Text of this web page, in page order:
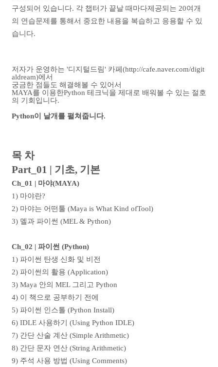
구성되어 있습니다. 각 챕터가 끝날 때마다제공되는 20여개
의 연습문제를 통해서 중요한 내용을 복습하고 응용할 수 있
습니다.
저자가 운영하는 '디지털드림' 카페(http://cafe.naver.com/digit
aldream)에서
궁금한 점들도 해결해볼 수 있어서
MAYA를 이용한Python 테크닉을 제대로 배워볼 수 있는 절호
의 기회입니다.
Python이 날개를 펼쳐줍니다.
목 차
Part_01 | 기초, 기본
Ch_01 | 마야(MAYA)
1) 마야란?
2) 마야는 어떤툴 (Maya is What Kind ofTool)
3) 멜과 파이썬 (MEL & Python)
Ch_02 | 파이썬 (Python)
1) 파이썬 탄생 신화 및 비전
2) 파이썬의 활용 (Application)
3) Maya 안의 MEL 그리고 Python
4) 이 책으로 공부하기 전에
5) 파이썬 인스톨 (Python Install)
6) IDLE 사용하기 (Using Python IDLE)
7) 간단 산술 계산 (Simple Arithmetic)
8) 간단 문자 연산 (String Arithmetic)
9) 주석 사용 방법 (Using Comments)